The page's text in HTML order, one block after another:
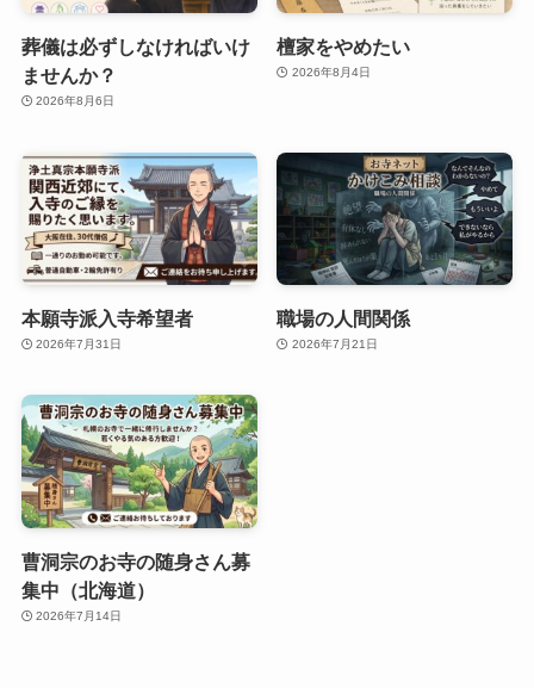
葬儀は必ずしなければいけ
ませんか？
2026年8月6日
檀家をやめたい
2026年8月4日
本願寺派入寺希望者
2026年7月31日
職場の人間関係
2026年7月21日
曹洞宗のお寺の随身さん募
集中（北海道）
2026年7月14日